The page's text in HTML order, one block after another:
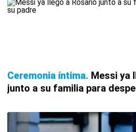
Ceremonia íntima Messi ya
junto a su familia para